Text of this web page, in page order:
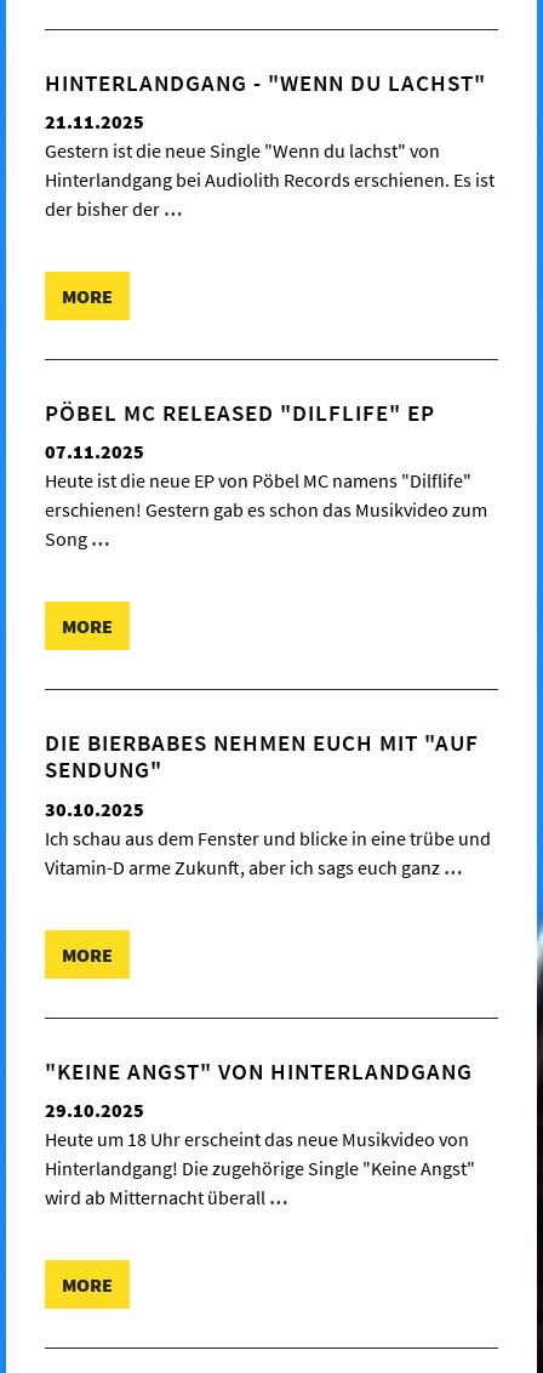
HINTERLANDGANG - "WENN DU LACHST"
21.11.2025
Gestern ist die neue Single "Wenn du lachst" von
Hinterlandgang bei Audiolith Records erschienen. Es ist
der bisher der …
MORE
PÖBEL MC RELEASED "DILFLIFE" EP
07.11.2025
Heute ist die neue EP von Pöbel MC namens "Dilflife"
erschienen! Gestern gab es schon das Musikvideo zum
Song …
MORE
DIE BIERBABES NEHMEN EUCH MIT "AUF
SENDUNG"
30.10.2025
Ich schau aus dem Fenster und blicke in eine trübe und
Vitamin-D arme Zukunft, aber ich sags euch ganz …
MORE
"KEINE ANGST" VON HINTERLANDGANG
29.10.2025
Heute um 18 Uhr erscheint das neue Musikvideo von
Hinterlandgang! Die zugehörige Single "Keine Angst"
wird ab Mitternacht überall …
MORE